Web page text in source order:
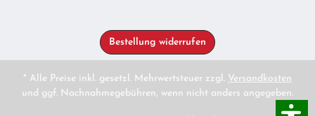
Bestellung widerrufen
* Alle Preise inkl. gesetzl. Mehrwertsteuer zzgl. Versandkosten
und ggf. Nachnahmegebühren, wenn nicht anders angegeben.